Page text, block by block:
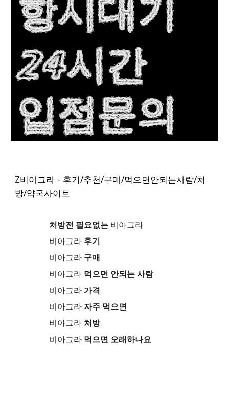
Z비아그라 - 후기/추천/구매/먹으면안되는사람/처
방/약국사이트
처방전 필요없는 비아그라
비아그라 후기
비아그라 구매
비아그라 먹으면 안되는 사람
비아그라 가격
비아그라자주 먹으면
비아그라 처방
비아그라 먹으면 오래하나요